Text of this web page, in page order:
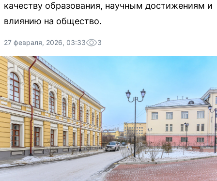
качеству образования, научным достижениям и
влиянию на общество.
27 февраля, 2026, 03:33 3